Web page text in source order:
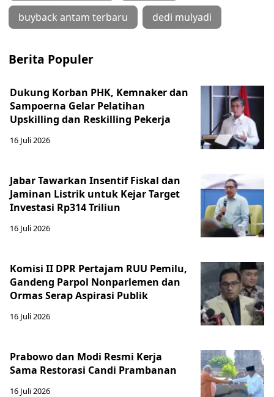
buyback antam terbaru dedi mulyadi
Berita Populer
Dukung Korban PHK, Kemnaker dan
Sampoerna Gelar Pelatihan
Upskilling dan Reskilling Pekerja
16 Juli 2026
Jabar Tawarkan Insentif Fiskal dan
Jaminan Listrik untuk Kejar Target
Investasi Rp314 Triliun
16 Juli 2026
Komisi II DPR Pertajam RUU Pemilu,
Gandeng Parpol Nonparlemen dan
Ormas Serap Aspirasi Publik
16 Juli 2026
Prabowo dan Modi Resmi Kerja
Sama Restorasi Candi Prambanan
16 Juli 2026